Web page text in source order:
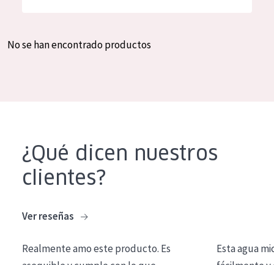
Crema de día
Crema de noche
Limpieza
Spanish
No se han encontrado productos
¿Qué dicen nuestros
clientes?
Ver reseñas
Realmente amo este producto. Es
Esta agua